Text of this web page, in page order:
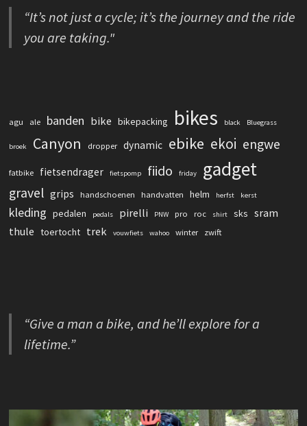
“It’s not just a cycle; it’s the journey and the ride
you are taking."
agu ale banden bike bikepacking bikes black Bluegrass
broek Canyon dropper dynamic ebike ekoi engwe
fatbike fietsendrager fietspomp fiido friday gadget
gravel grips handschoenen handvatten helm herfst kerst
kleding pedalen pedals pirelli PNW pro roc shirt sks sram
thule toertocht trek vouwfiets wahoo winter zwift
“Give a man a bike, and he’ll explore for a
lifetime.”